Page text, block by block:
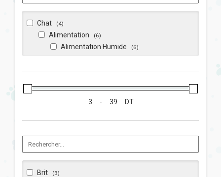
Chat (4)
Alimentation (6)
Alimentation Humide (6)
- DT
Brit (3)